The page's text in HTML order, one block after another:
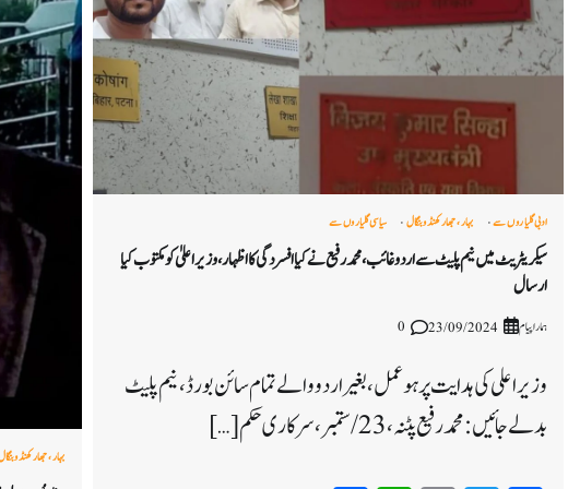
ادبی گلیاروں سے بہار، جھارکھنڈ و بنگال سیاسی گلیاروں سے
سیکریٹریٹ میں نیم پلیٹ سے اردو غائب، محمد رفیع نے کیا افسردگی کا اظہار، وزیر اعلیٰ کو مکتوب کیا
ارسال
ہمارا پیام 23/09/2024
0
وزیر اعلی کی ہدایت پر ہو عمل، بغیر اردو والے تمام سائن بورڈ، نیم پلیٹ
بدلے جائیں : محمد رفیع پٹنہ، 23/ ستمبر، سرکاری حکم […]
بہار، جھارکھنڈ و